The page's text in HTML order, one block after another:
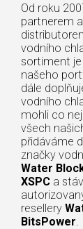
Od roku
partnerem
vodního
sortiment
našeho
dále
vodního
mohli co
všech
přidáváme
značky
Water
XSPC a
resellery
BitsPower.